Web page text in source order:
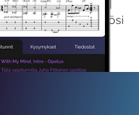
sisältömme käyttöösi